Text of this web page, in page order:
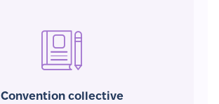
Convention collective